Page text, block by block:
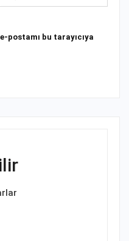
postamı bu tarayıcıya